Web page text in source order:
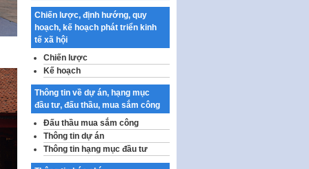
quy phạm pháp luật của HĐND
Thành phố triển khai thi…
Nghị quyết ban hành quy chế
tiếp công dân của Thường trực
HĐND, đại biểu HĐND thành…
Nghị quyết về một số chính sách
ưu đãi, hỗ trợ phát triển hạ tầng,
tổ chức…
Nghị quyết quy định một số nội
dung và định mức chi quản lý
hoạt động khoa…
Chiến lược, định hướng, quy
hoạch, kế hoạch phát triển kinh
tế xã hội
Chiến lược
Kế hoạch
Thông tin về dự án, hạng mục
đầu tư, đấu thầu, mua sắm công
Đấu thầu mua sắm công
Thông tin dự án
Thông tin hạng mục đầu tư